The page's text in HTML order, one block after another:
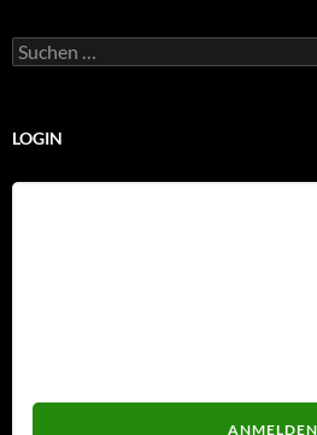
Suchen
nach:
LOGIN